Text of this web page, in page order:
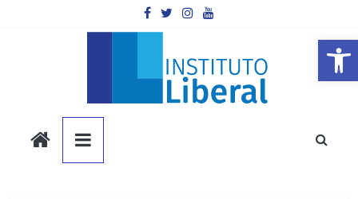
Barra de Ferramentas Aberta
Instituto
Liberal